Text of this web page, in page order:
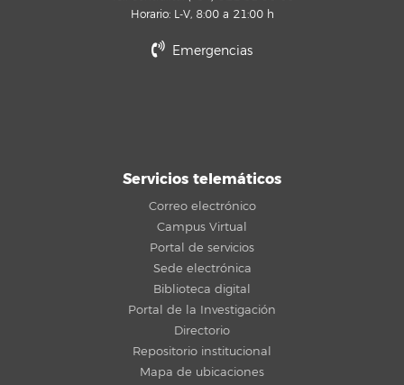
Horario: L-V, 8:00 a 21:00 h
Emergencias
Servicios telemáticos
Correo electrónico
Campus Virtual
Portal de servicios
Sede electrónica
Biblioteca digital
Portal de la Investigación
Directorio
Repositorio institucional
Mapa de ubicaciones